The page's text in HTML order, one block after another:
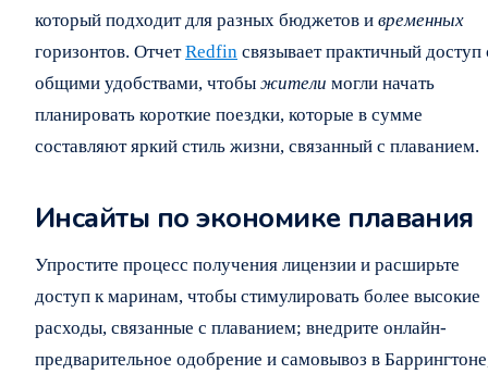
который подходит для разных бюджетов и временных
горизонтов. ОтчетRedfin связывает практичный доступ
общими удобствами, чтобы жители могли начать
планировать короткие поездки, которые в сумме
составляют яркий стиль жизни, связанный с плаванием.
Инсайты по экономике плавания
Упростите процесс получения лицензии и расширьте
доступ к маринам, чтобы стимулировать более высокие
расходы, связанные с плаванием; внедрите онлайн-
предварительное одобрение и самовывоз в